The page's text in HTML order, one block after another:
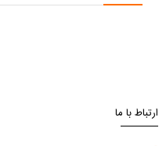
ارتباط با ما